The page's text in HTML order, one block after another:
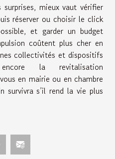
mieux vaut vérifier
réserver ou choisir le click
et garder un budget
coûtent plus cher en
collectivités et dispositifs
la revitalisation
en mairie ou en chambre
survivra s’il rend la vie plus